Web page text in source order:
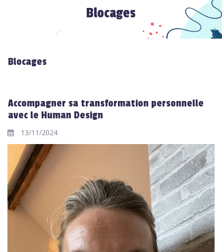
Blocages
Blocages
Accompagner sa transformation personnelle
avec le Human Design
13/11/2024